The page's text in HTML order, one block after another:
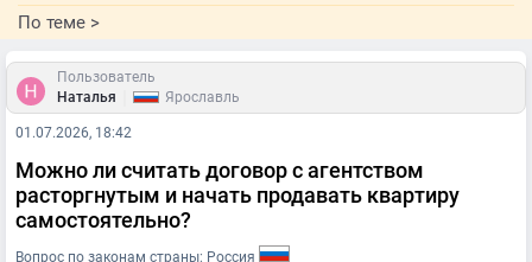
По теме >
Пользователь
Наталья
Ярославль
01.07.2026, 18:42
Можно ли считать договор с агентством
расторгнутым и начать продавать квартиру
самостоятельно?
Вопрос по законам страны: Россия